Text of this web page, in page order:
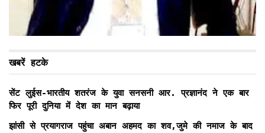
खबरें हटके
सेंट लुईस-भारतीय शतरंज के युवा सनसनी आर. प्रज्ञानंद ने एक बार
फिर पूरी दुनिया में देश का मान बढ़ाया
झांसी से प्रयागराज पहुंचा अबान अहमद का शव,जुमे की नमाज के बाद